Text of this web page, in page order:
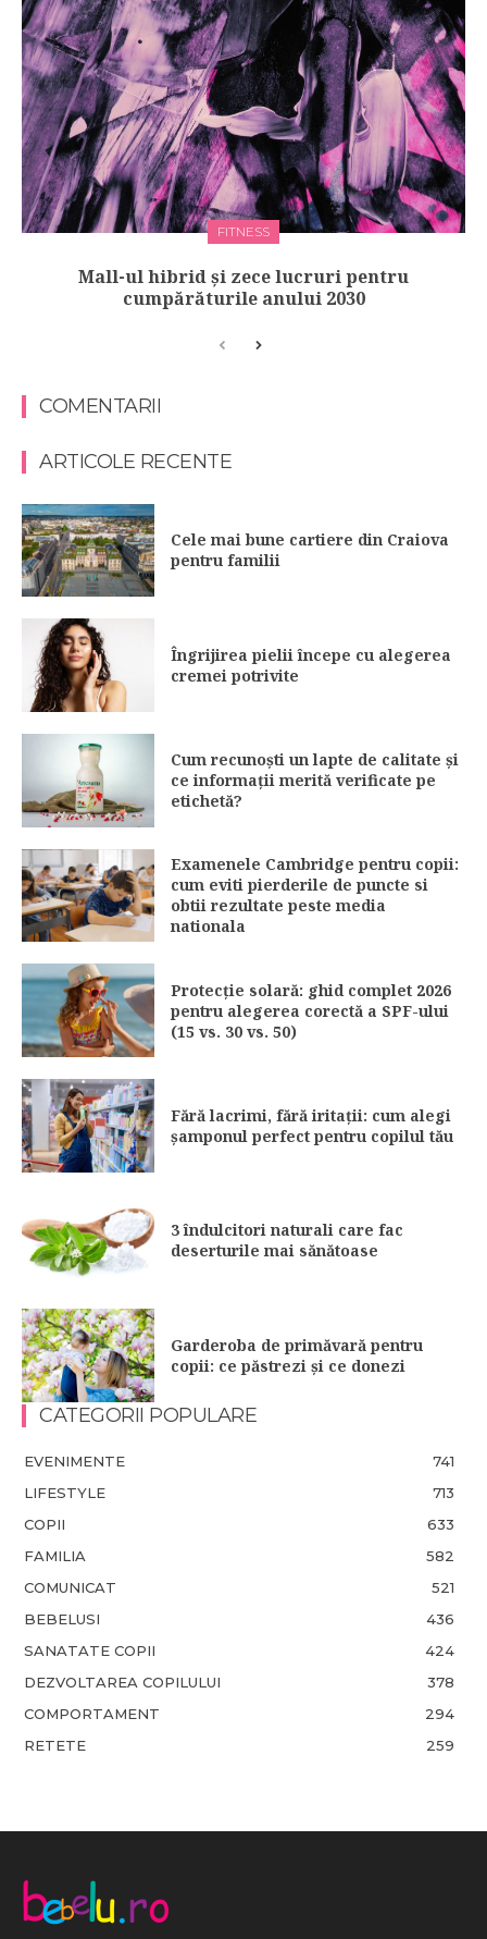
FITNESS
Mall-ul hibrid și zece lucruri pentru
cumpărăturile anului 2030
COMENTARII
ARTICOLE RECENTE
Cele mai bune cartiere din Craiova
pentru familii
Îngrijirea pielii începe cu alegerea
cremei potrivite
Cum recunoști un lapte de calitate și
ce informații merită verificate pe
etichetă?
Examenele Cambridge pentru copii:
cum eviti pierderile de puncte si
obtii rezultate peste media
nationala
Protecție solară: ghid complet 2026
pentru alegerea corectă a SPF-ului
(15 vs. 30 vs. 50)
Fără lacrimi, fără iritații: cum alegi
șamponul perfect pentru copilul tău
3 îndulcitori naturali care fac
deserturile mai sănătoase
Garderoba de primăvară pentru
copii: ce păstrezi și ce donezi
CATEGORII POPULARE
EVENIMENTE
741
LIFESTYLE
713
COPII
633
FAMILIA
582
COMUNICAT
521
BEBELUSI
436
SANATATE COPII
424
DEZVOLTAREA COPILULUI
378
COMPORTAMENT
294
RETETE
259